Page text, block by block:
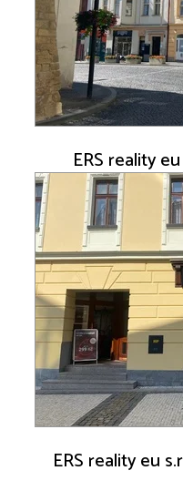
ERS reality
ERS reality eu